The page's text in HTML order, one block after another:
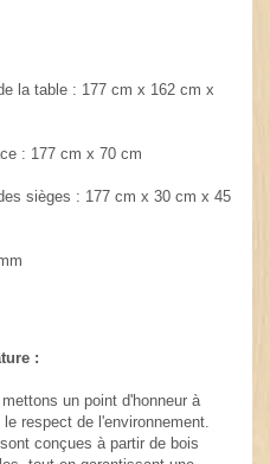
la table : 177 cm x 162 cm x
: 177 cm x 70 cm
sièges : 177 cm x 30 cm x 45
:
un point d'honneur à
respect de l'environnement.
conçues à partir de bois